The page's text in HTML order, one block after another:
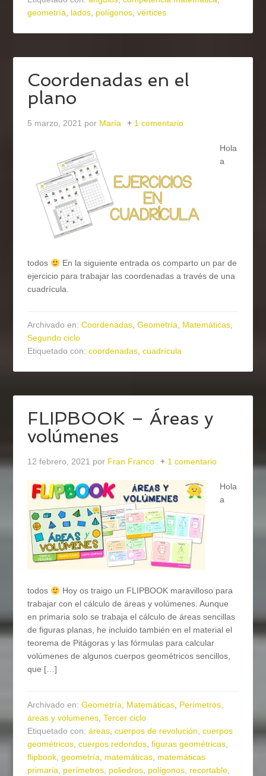
geometría, lados, polígonos,vértices
Coordenadas en el
plano
5 marzo, 2021 por María 1 comentario
Hola
a
todos
En la siguiente entrada os comparto un par de
ejercicio para trabajar las coordenadas a través de una
cuadrícula.
Archivado en:Coordenadas,Geometría, Matemáticas,
Segundo ciclo
Etiquetado con:coordenadas,cuadrícula
FLIPBOOK – Áreas y
volúmenes
12 febrero, 2021 por Fran Franco 1 comentario
Hola
a
todos
Hoy os traigo un FLIPBOOK maravilloso para
trabajar con el cálculo de áreas y volúmenes. Aunque
en primaria solo se trabaja el cálculo de áreas sencillas
de figuras planas, he incluido también en el material el
teorema de Pitágoras y las fórmulas para calcular
volúmenes de algunos cuerpos geométricos sencillos,
que […]
Archivado en:Geometría, Matemáticas, Perímetros,
áreas y volúmenes,Tercer ciclo
Etiquetado con:áreas,cuerpos de revolución,cuerpos
geométricos,cuerpos redondos,figuras geométricas,
flipbook,geometría, matemáticas, matemáticas
primaria, perímetros, poliedros, polígonos, recortable,